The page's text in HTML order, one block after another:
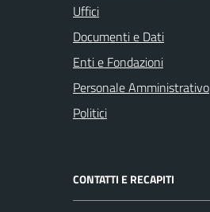
Uffici
Documenti e Dati
Enti e Fondazioni
Personale Amministrativo
Politici
CONTATTI E RECAPITI